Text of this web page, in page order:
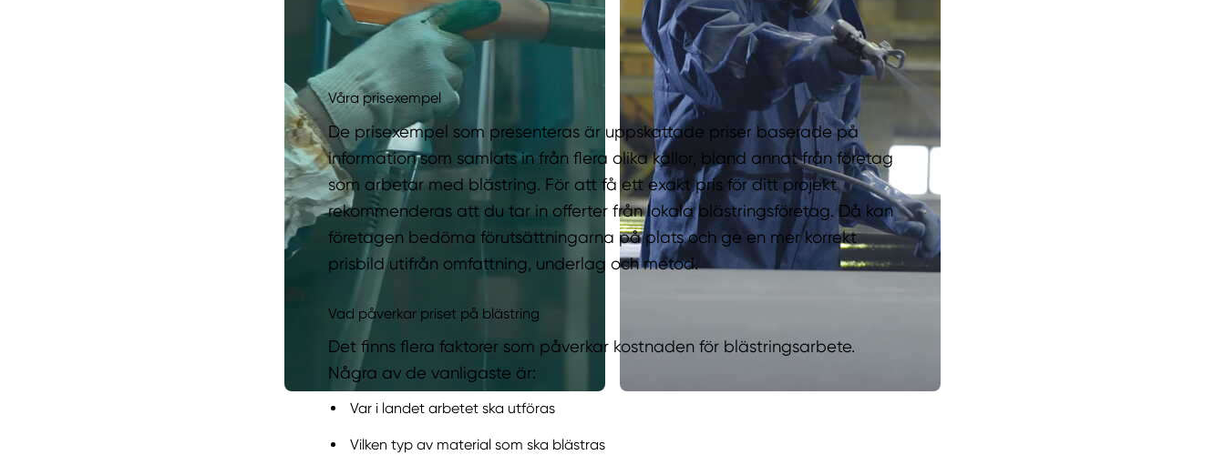
Våra prisexempel
De prisexempel som presenteras är uppskattade priser baserade på
information som samlats in från flera olika källor, bland annat från företag
som arbetar med blästring. För att få ett exakt pris för ditt projekt
rekommenderas att du tar in offerter från lokala blästringsföretag. Då kan
företagen bedöma förutsättningarna på plats och ge en mer korrekt
prisbild utifrån omfattning, underlag och metod.
Vad påverkar priset på blästring
Det finns flera faktorer som påverkar kostnaden för blästringsarbete.
Några av de vanligaste är:
Var i landet arbetet ska utföras
Vilken typ av material som ska blästras